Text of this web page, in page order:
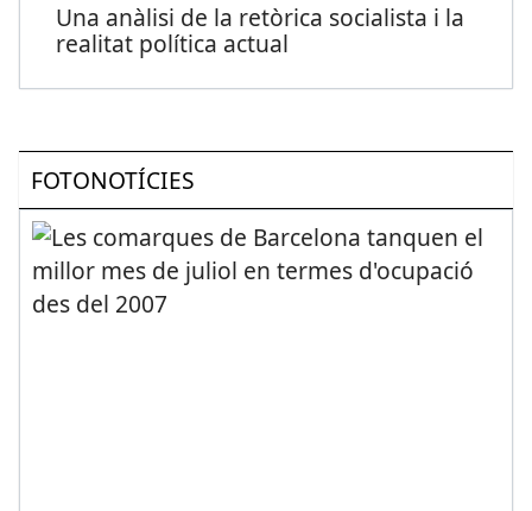
Una anàlisi de la retòrica socialista i la
realitat política actual
FOTONOTÍCIES